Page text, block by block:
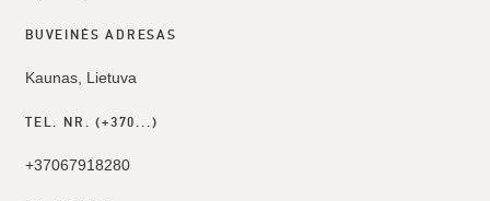
BUVEINĖS ADRESAS
Kaunas, Lietuva
TEL. NR. (+370...)
+37067918280